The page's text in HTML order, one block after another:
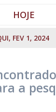
HOJE
FEV 1, 2024
a